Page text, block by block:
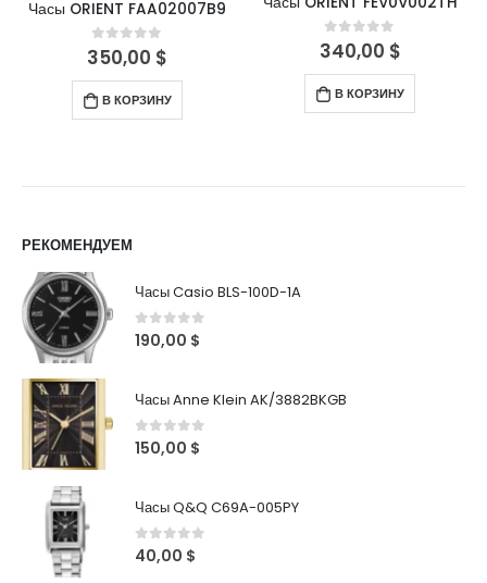
Часы ORIENT FAA02007B9
0out of 5
350,00 $
В КОРЗИНУ
0 out of 5
340,00 $
В КОРЗИНУ
РЕКОМЕНДУЕМ
Часы Casio BLS-100D-1A
0out of 5
190,00 $
Часы Anne Klein AK/3882BKGB
0out of 5
150,00 $
Часы Q&Q C69A-005PY
0 out of 5
40,00 $